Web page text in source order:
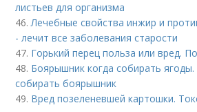
листьев для организма
46.Лечебные свойства инжир и
- лечит все заболевания старости
47. Горький перец польза или вред.
48. Боярышник когда собирать ягоды.
собирать боярышник
49. Вред позеленевшей картошки.